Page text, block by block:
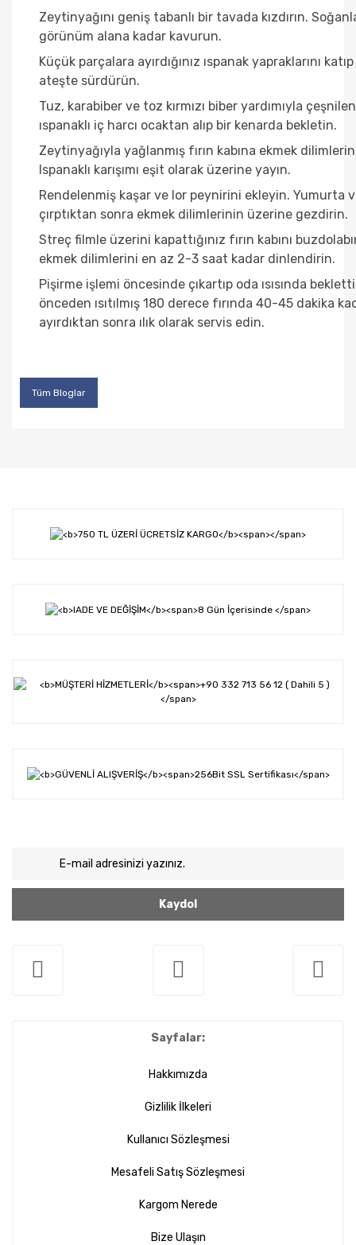
Zeytinyağını geniş tabanlı bir tavada kızdırın.
görünüm alana kadar kavurun.
Küçük parçalara ayırdığınız ıspanak yapraklarını
ateşte sürdürün.
Tuz, karabiber ve toz kırmızı biber yardımıyla
ıspanaklı iç harcı ocaktan alıp bir kenarda bekletin.
Zeytinyağıyla yağlanmış fırın kabına ekmek
Ispanaklı karışımı eşit olarak üzerine yayın.
Rendelenmiş kaşar ve lor peynirini ekleyin. Yumurta
çırptıktan sonra ekmek dilimlerinin üzerine gezdirin.
Streç filmle üzerini kapattığınız fırın kabını
ekmek dilimlerini en az 2-3 saat kadar dinlendirin.
Pişirme işlemi öncesinde çıkartıp oda ısısında
önceden ısıtılmış 180 derece fırında 40-45 dakika
ayırdıktan sonra ılık olarak servis edin.
Tüm Bloglar
Kaydol
Sayfalar:
Hakkımızda
Gizlilik İlkeleri
Kullanıcı Sözleşmesi
Mesafeli Satış Sözleşmesi
Kargom Nerede
Bize Ulaşın